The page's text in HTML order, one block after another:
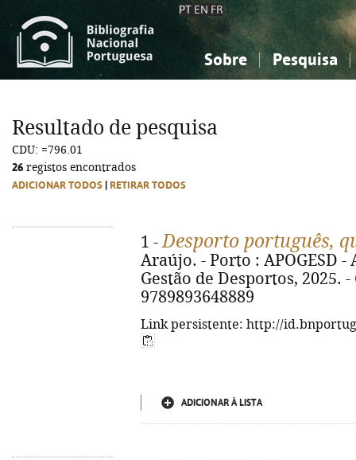
PT EN FR
Sobre Pesquisa
Ciências sociais...
Ciências sociais...
Resultado de pesquisa
CDU: =796.01
26 registos encontrados
ADICIONAR TODOS RETIRAR TODOS
1 -Desporto português,
Araújo. - Porto : APOGESD
Gestão de Desportos, 2025.
9789893648889
Link persistente: http://
ADICIONAR À LISTA